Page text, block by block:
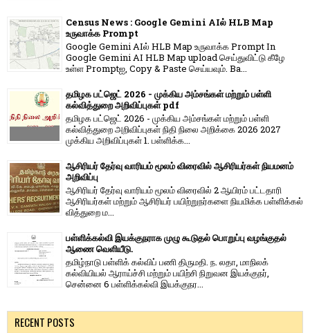
Census News : Google Gemini AIல் HLB Map
உருவாக்க Prompt
Google Gemini AIல் HLB Map உருவாக்க Prompt In
Google Gemini AI HLB Map upload செய்துவிட்டு கீழே
உள்ள Promptஐ, Copy & Paste செய்யவும். Ba...
தமிழக பட்ஜெட் 2026 - முக்கிய அம்சங்கள் மற்றும் பள்ளி
கல்வித்துறை அறிவிப்புகள் pdf
தமிழக பட்ஜெட் 2026 - முக்கிய அம்சங்கள் மற்றும் பள்ளி
கல்வித்துறை அறிவிப்புகள் நிதி நிலை அறிக்கை 2026 2027
முக்கிய அறிவிப்புகள் 1. பள்ளிக்க...
ஆசிரியர் தேர்வு வாரியம் மூலம் விரைவில் ஆசிரியர்கள் நியமனம்
அறிவிப்பு
ஆசிரியர் தேர்வு வாரி​யம் மூலம் விரை​வில் 2 ஆயிரம் பட்​ட​தாரி
ஆசிரியர்​கள் மற்​றும் ஆசிரியர் பயிற்றுநர்​களை நியமிக்க பள்​ளிக்​கல்​
வித்​துறை ம...
பள்ளிக்கல்வி இயக்குநராக முழு கூடுதல் பொறுப்பு வழங்குதல்
ஆணை வெளியீடு.
தமிழ்நாடு பள்ளிக் கல்விப் பணி திருமதி. ந. லதா, மாநிலக்
கல்வியியல் ஆராய்ச்சி மற்றும் பயிற்சி நிறுவன இயக்குநர்,
சென்னை 6 பள்ளிக்கல்வி இயக்குநர...
RECENT POSTS